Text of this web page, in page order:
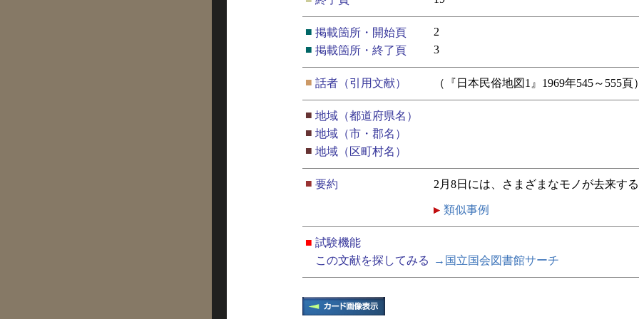
■ 掲載箇所・開始頁
2
■ 掲載箇所・終了頁 3
■ 話者（引用文献） （『日本民俗地図1』1969年545～555頁
■ 地域（都道府県名）
■ 地域（市・郡名）
■ 地域（区町村名）
■ 要約 2月8日には、さまざまなモノが去来す
類似事例
■ 試験機能
この文献を探してみる
→国立国会図書館サーチ